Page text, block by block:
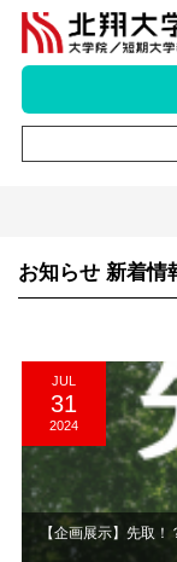
お知らせ 新着情
JUL
31
2024
【企画展示】先取！